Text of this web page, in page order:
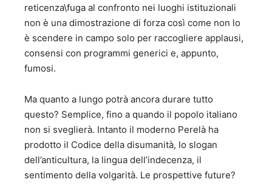
reticenza\fuga al confronto nei luoghi istituzionali
non è una dimostrazione di forza così come non lo
è scendere in campo solo per raccogliere applausi,
consensi con programmi generici e, appunto,
fumosi.
Ma quanto a lungo potrà ancora durare tutto
questo? Semplice, fino a quando il popolo italiano
non si sveglierà. Intanto il moderno Perelà ha
prodotto il Codice della disumanità, lo slogan
dell’anticultura, la lingua dell’indecenza, il
sentimento della volgarità. Le prospettive future?